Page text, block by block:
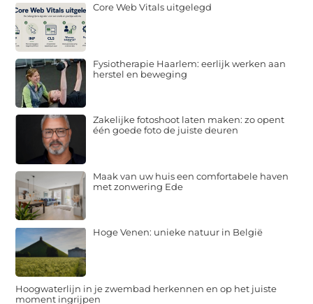
Core Web Vitals uitgelegd
Fysiotherapie Haarlem: eerlijk werken aan
herstel en beweging
Zakelijke fotoshoot laten maken: zo opent
één goede foto de juiste deuren
Maak van uw huis een comfortabele haven
met zonwering Ede
Hoge Venen: unieke natuur in België
Hoogwaterlijn in je zwembad herkennen en op het juiste
moment ingrijpen